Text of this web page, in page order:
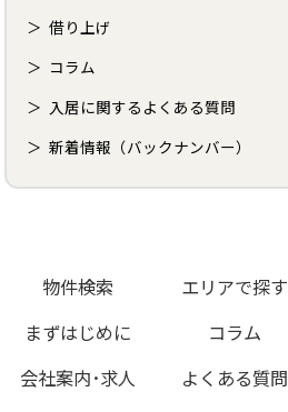
借り上げ
コラム
入居に関するよくある質問
新着情報（バックナンバー）
物件検索 エリアで探す
まずはじめに
コラム
会社案内･求人
よくある質問